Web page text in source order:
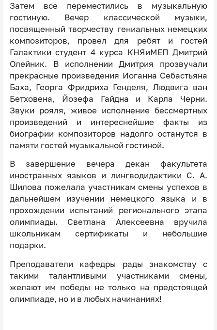
Затем все переместились в музыкальную
гостиную. Вечер классической музыки,
посвященный творчеству гениальных немецких
композиторов, провел для ребят и гостей
Галактики студент 4 курса КНЯиМЕП Дмитрий
Олейник. В исполнении Дмитрия прозвучали
прекрасные произведения Иоганна Себастьяна
Баха, Георга Фридриха Генделя, Людвига ван
Бетховена, Йозефа Гайдна и Карла Черни.
Звуки рояля, живое исполнение бессмертных
произведений и интереснейшие факты из
биографии композиторов надолго останутся в
памяти гостей музыкальной гостиной.
В завершение вечера декан факультета
иностранных языков и лингводидактики С. А.
Шилова пожелала участникам смены успехов в
дальнейшем изучении немецкого языка и в
прохождении испытаний регионального этапа
олимпиады. Светлана Алексеевна вручила
школьникам сертификаты и небольшие
подарки.
Преподаватели кафедры рады знакомству с
такими талантливыми участниками смены,
желают им победы не только на предстоящей
олимпиаде, но и в любых начинаниях!